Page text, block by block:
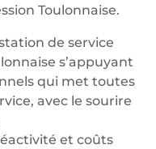
Toulonnaise.
de service
s’appuyant
qui met toutes
avec le sourire
et coûts